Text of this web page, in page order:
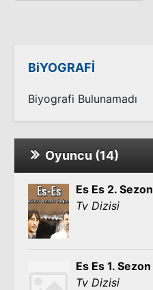
BiYOGRAFİ
Biyografi Bulunamadı
Oyuncu (14)
Es Es 2. Sezon
Tv Dizisi
Es Es 1. Sezon
Tv Dizisi